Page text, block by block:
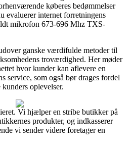
køberes bedømmelser
evaluerer internet forretningens
mikrofon 673-696 Mhz TXS-
ganske værdifulde metoder til
troværdighed. Her møder
hvor kunder kan aflevere en
service, som også bør drages fordel
oplevelser.
Vi hjælper en stribe butikker på
produkter, og indkasserer
vi sender videre foretager en